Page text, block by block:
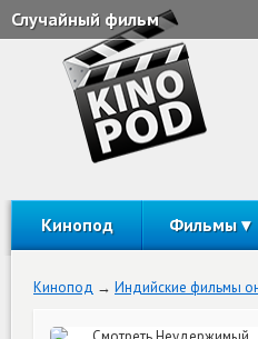
Случайный фильм
Кинопод Фильмы
Кинопод Индийские фильмы